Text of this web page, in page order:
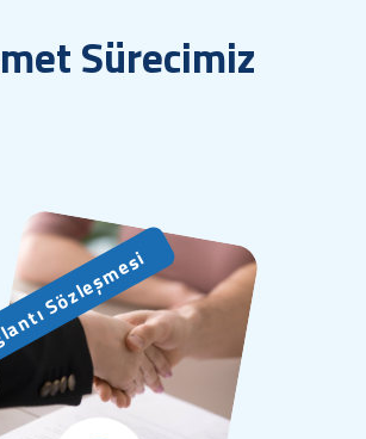
Sürecimiz
Sözleşmesi